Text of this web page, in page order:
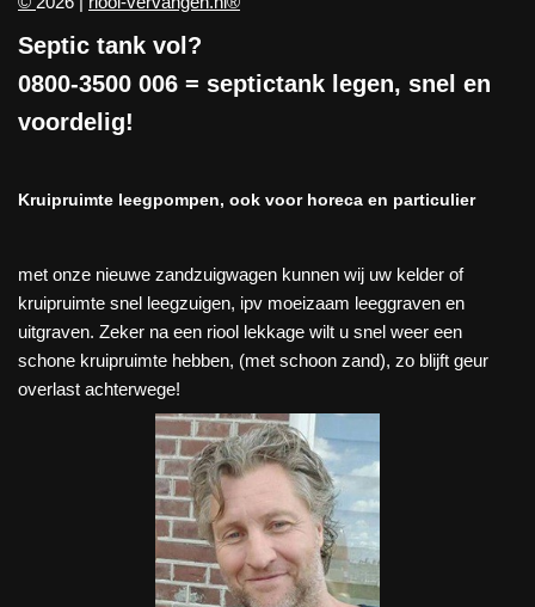
Septic tank vol?
0800-3500 006 = septictank legen, snel en
voordelig!
Kruipruimte leegpompen, ook voor horeca en particulier
met onze nieuwe zandzuigwagen kunnen wij uw kelder of
kruipruimte snel leegzuigen, ipv moeizaam leeggraven en
uitgraven. Zeker na een riool lekkage wilt u snel weer een
schone kruipruimte hebben, (met schoon zand), zo blijft geur
overlast achterwege!